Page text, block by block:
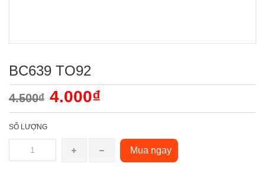
BC639 TO92
4.500₫ 4.000₫
SỐ LƯỢNG
Mua ngay